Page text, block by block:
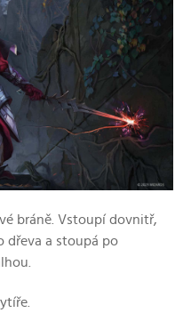
bráně. Vstoupí dovnitř,
dřeva a stoupá po